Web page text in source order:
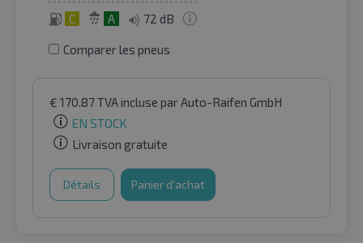
C A 72 dB
Comparer les pneus
€ 170.87TVA incluse par Auto-Raifen GmbH
EN STOCK
Livraison gratuite
Détails Panier d'achat